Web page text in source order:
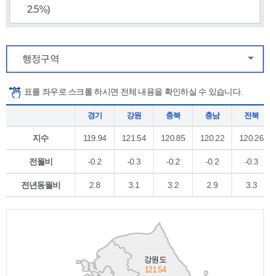
2.5%)
행정구역
표를 좌우로 스크롤 하시면 전체 내용을 확인하실 수 있습니다.
경기 강원 충북 충남 전북
지수 119.94 121.54 120.85 120.22 120.26
전월비 -0.2 -0.3 -0.2 -0.2 -0.3
전년동월비 2.8 3.1 3.2 2.9 3.3
강원도
121.54